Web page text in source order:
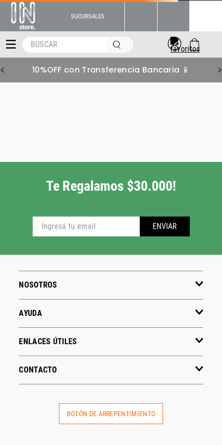
SUCURSALES
BUSCAR
10%OFF con Transferencia Bancaria 📱
Te Regalamos $30.000!
ENVIAR
NOSOTROS
AYUDA
ENLACES ÚTILES
CONTACTO
BOTÓN DE ARREPENTIMIENTO